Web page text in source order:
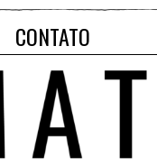
CONTATO